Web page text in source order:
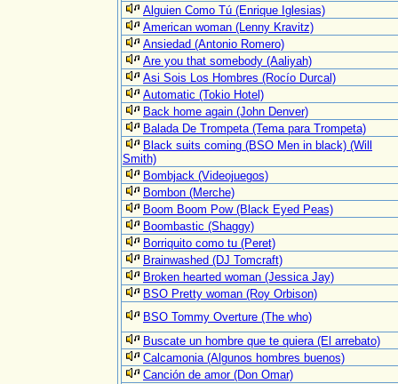
Alguien Como Tú (Enrique Iglesias)
American woman (Lenny Kravitz)
Ansiedad (Antonio Romero)
Are you that somebody (Aaliyah)
Asi Sois Los Hombres (Rocío Durcal)
Automatic (Tokio Hotel)
Back home again (John Denver)
Balada De Trompeta (Tema para Trompeta)
Black suits coming (BSO Men in black) (Will
Smith)
Bombjack (Videojuegos)
Bombon (Merche)
Boom Boom Pow (Black Eyed Peas)
Boombastic (Shaggy)
Borriquito como tu (Peret)
Brainwashed (DJ Tomcraft)
Broken hearted woman (Jessica Jay)
BSO Pretty woman (Roy Orbison)
BSO Tommy Overture (The who)
Buscate un hombre que te quiera (El arrebato)
Calcamonia (Algunos hombres buenos)
Canción de amor (Don Omar)